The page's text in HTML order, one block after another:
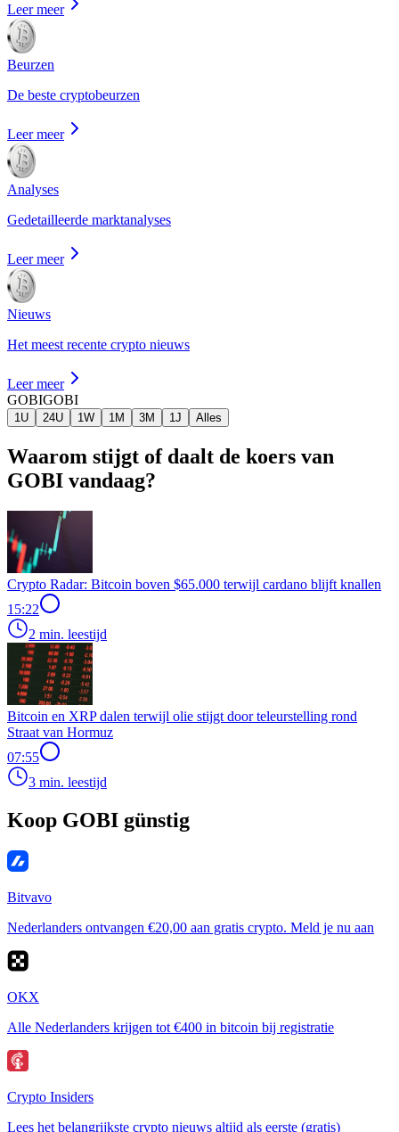
Leer meer
Beurzen
De beste cryptobeurzen
Leer meer
Analyses
Gedetailleerde marktanalyses
Leer meer
Nieuws
Het meest recente crypto nieuws
Leer meer
GOBIGOBI
1U 24U 1W 1M 3M 1J Alles
Waarom stijgt of daalt de koers van
GOBI vandaag?
Crypto Radar: Bitcoin boven $65.000 terwijl cardano blijft knallen
15:22
2 min. leestijd
Bitcoin en XRP dalen terwijl olie stijgt door teleurstelling rond
Straat van Hormuz
07:55
3 min. leestijd
Koop GOBI günstig
Bitvavo
Nederlanders ontvangen €20,00 aan gratis crypto. Meld je nu aan
OKX
Alle Nederlanders krijgen tot €400 in bitcoin bij registratie
Crypto Insiders
Lees het belangrijkste crypto nieuws altijd als eerste (gratis)